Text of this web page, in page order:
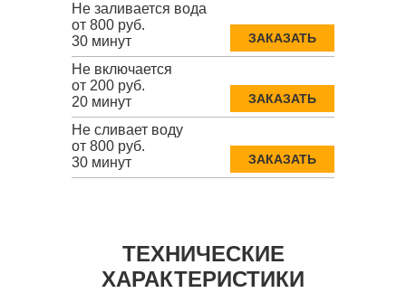
Не заливается вода
от 800 руб.
30 минут
ЗАКАЗАТЬ
Не включается
от 200 руб.
20 минут
ЗАКАЗАТЬ
Не сливает воду
от 800 руб.
30 минут
ЗАКАЗАТЬ
ТЕХНИЧЕСКИЕ
ХАРАКТЕРИСТИКИ